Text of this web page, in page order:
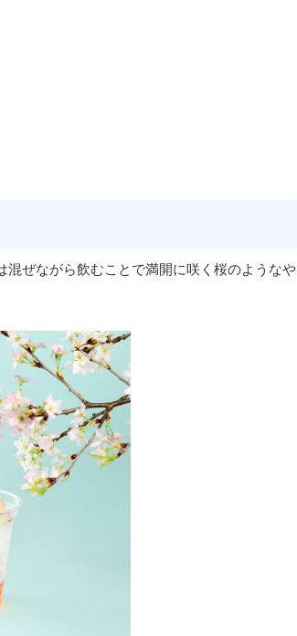
ぜながら飲むことで満開に咲く桜のようなや